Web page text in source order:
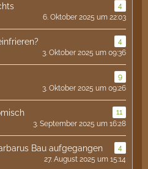
4
6. Oktober 2025 um 22:03
4
3. Oktober 2025 um 09:36
9
3. Oktober 2025 um 09:26
11
3. September 2025 um 16:28
Bau aufgegangen
4
27. August 2025 um 15:14